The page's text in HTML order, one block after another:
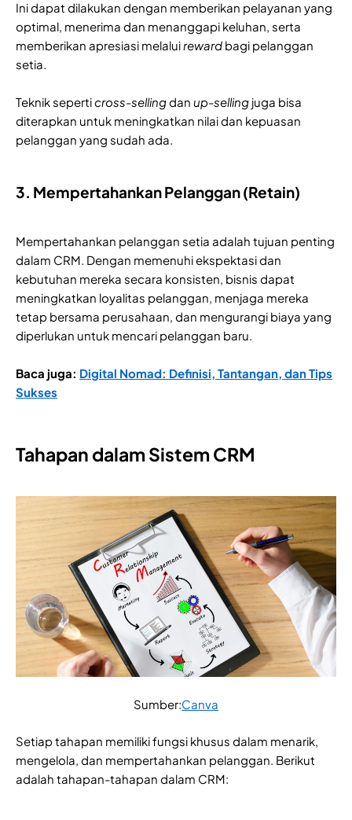
Ini dapat dilakukan dengan memberikan pelayanan yang
optimal, menerima dan menanggapi keluhan, serta
memberikan apresiasi melaluireward bagi pelanggan
setia.
Teknik seperticross-sellingdan up-selling juga bisa
diterapkan untuk meningkatkan nilai dan kepuasan
pelanggan yang sudah ada.
3. Mempertahankan Pelanggan (Retain)
Mempertahankan pelanggan setia adalah tujuan penting
dalam CRM. Dengan memenuhi ekspektasi dan
kebutuhan mereka secara konsisten, bisnis dapat
meningkatkan loyalitas pelanggan, menjaga mereka
tetap bersama perusahaan, dan mengurangi biaya yang
diperlukan untuk mencari pelanggan baru.
Baca juga: Digital Nomad: Definisi, Tantangan, dan Tips
Sukses
Tahapan dalam Sistem CRM
Sumber:Canva
Setiap tahapan memiliki fungsi khusus dalam menarik,
mengelola, dan mempertahankan pelanggan. Berikut
adalah tahapan-tahapan dalam CRM: